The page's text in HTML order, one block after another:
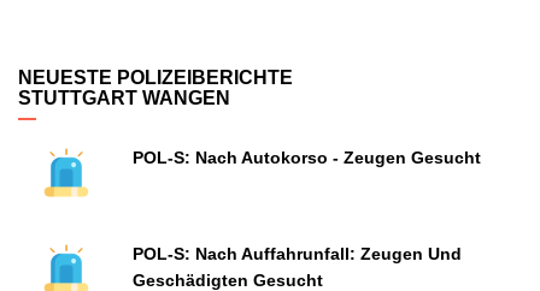
NEUESTE POLIZEIBERICHTE
STUTTGART WANGEN
POL-S: Nach Autokorso - Zeugen Gesucht
POL-S: Nach Auffahrunfall: Zeugen Und
Geschädigten Gesucht